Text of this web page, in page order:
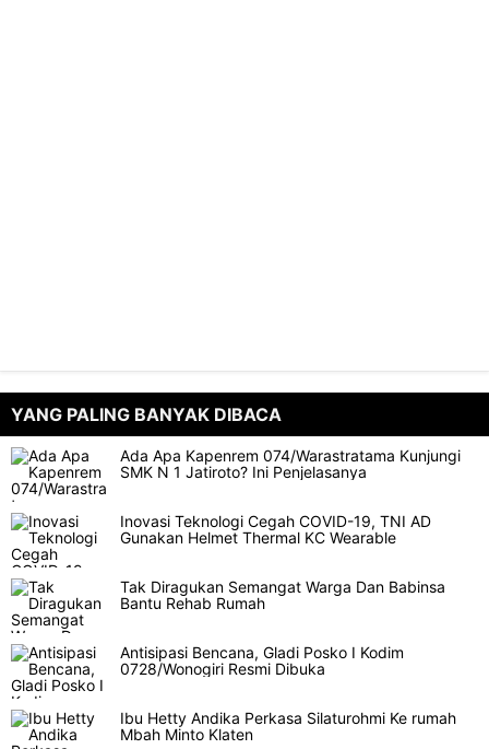
YANG PALING BANYAK DIBACA
Ada Apa Kapenrem 074/Warastratama Kunjungi
SMK N 1 Jatiroto? Ini Penjelasanya
Inovasi Teknologi Cegah COVID-19, TNI AD
Gunakan Helmet Thermal KC Wearable
Tak Diragukan Semangat Warga Dan Babinsa
Bantu Rehab Rumah
Antisipasi Bencana, Gladi Posko I Kodim
0728/Wonogiri Resmi Dibuka
Ibu Hetty Andika Perkasa Silaturohmi Ke rumah
Mbah Minto Klaten